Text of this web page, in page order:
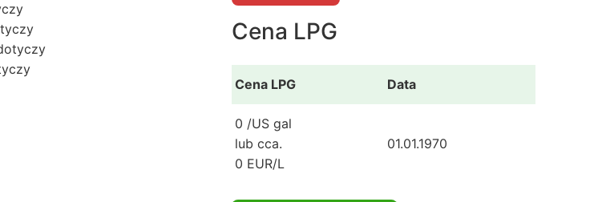
Cena LPG
Cena LPG Data
0 /US gal
lub cca.
0 EUR/L
01.01.1970